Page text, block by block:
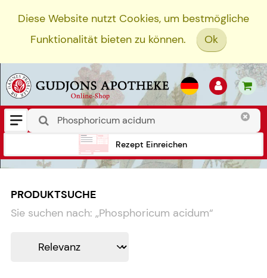
Diese Website nutzt Cookies, um bestmögliche
Funktionalität bieten zu können.
Ok
Rezept Einreichen
PRODUKTSUCHE
Sie suchen nach: „Phosphoricum acidum“